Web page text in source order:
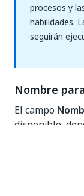
procesos y
habilidades.
seguirán
Nombre
El campo
disponible,